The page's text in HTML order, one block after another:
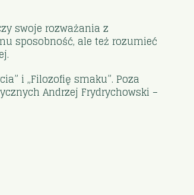
swoje rozważania z
sposobność, ale też rozumieć
i „Filozofię smaku”. Poza
Andrzej Frydrychowski –